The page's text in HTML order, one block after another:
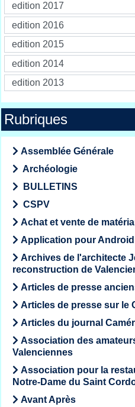
Rubriques
Assemblée Générale
Archéologie
BULLETINS
CSPV
Achat et vente de
Application pour Android
Archives de l'architecte
reconstruction de
Articles de presse
Articles de presse sur le
Articles du journal
Association des
Valenciennes
Association pour la
Notre-Dame du Saint
Avant Après